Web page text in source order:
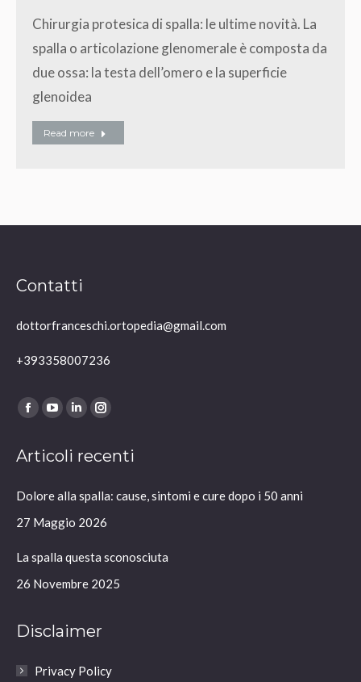
Chirurgia protesica di spalla: le ultime novità. La
spalla o articolazione glenomerale è composta da
due ossa: la testa dell’omero e la superficie
glenoidea
Read more
Contatti
dottorfranceschi.ortopedia@gmail.com
+393358007236
Ci puoi trovare su:
Facebook
opens
new
window
YouTube
opens
new
window
Linkedin
opens
new
window
Instagram
opens
new
window
Articoli recenti
Dolore alla spalla: cause, sintomi e cure dopo i 50 anni
27 Maggio 2026
La spalla questa sconosciuta
26 Novembre 2025
Disclaimer
Privacy Policy